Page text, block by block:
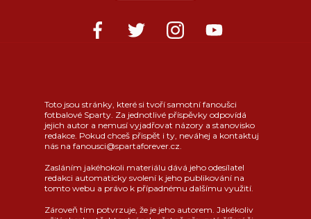
Toto jsou stránky, které si tvoří samotní fanoušci
fotbalové Sparty. Za jednotlivé příspěvky odpovídá
jejich autor a nemusí vyjadřovat názory a stanovisko
redakce. Pokud chceš přispět i ty, neváhej a kontaktuj
nás na fanousci@spartaforever.cz.
Zasláním jakéhokoli materiálu dává jeho odesílatel
redakci automaticky svolení k jeho publikování na
tomto webu a právo k případnému dalšímu využití.
Zároveň tím potvrzuje, že je jeho autorem. Jakékoliv